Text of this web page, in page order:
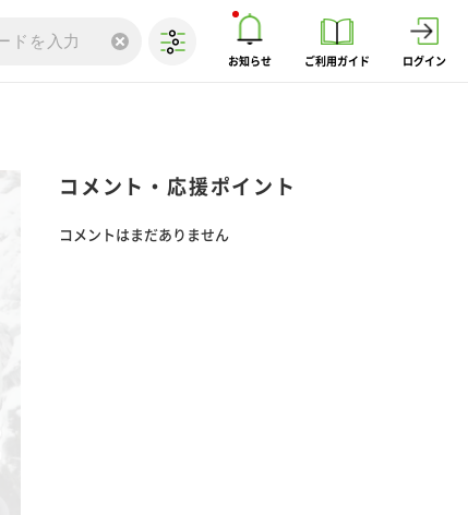
お知らせ ご利用ガイド ログイン
コメント・応援ポイント
コメントはまだありません